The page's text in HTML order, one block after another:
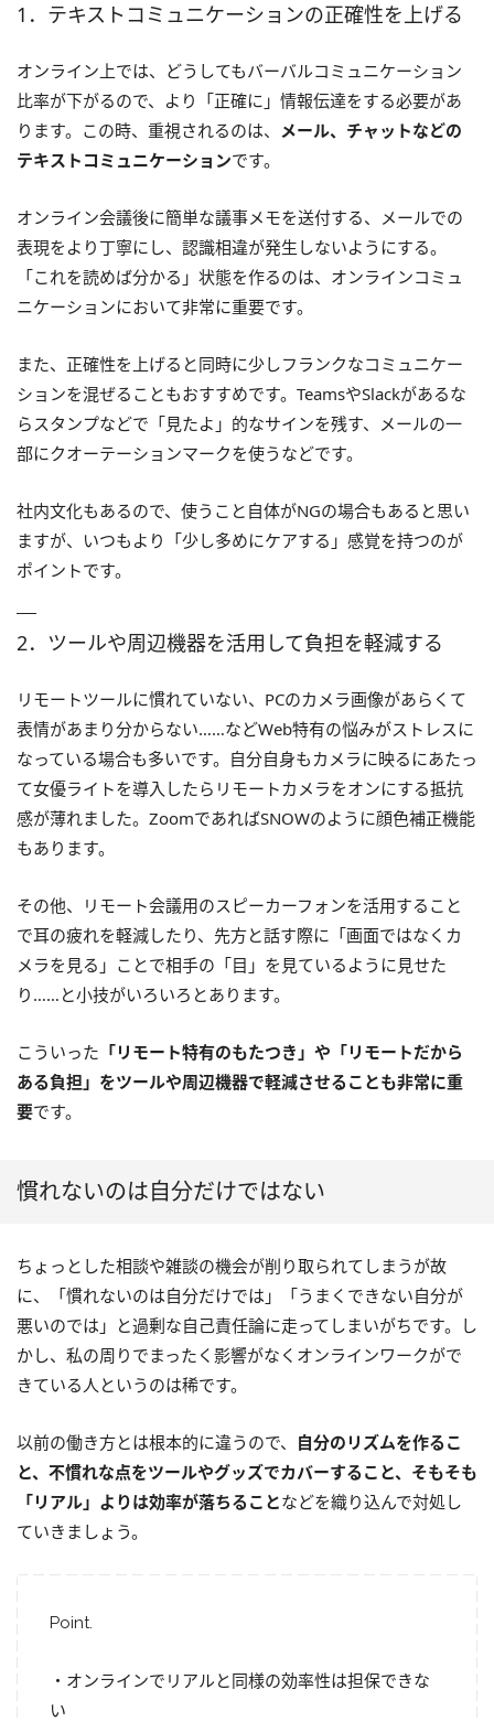
1．テキストコミュニケーションの正確性を上げる
オンライン上では、どうしてもバーバルコミュニケーション
比率が下がるので、より「正確に」情報伝達をする必要があ
ります。この時、重視されるのは、 メール、チャットなどの
テキストコミュニケーションです。
オンライン会議後に簡単な議事メモを送付する、メールでの
表現をより丁寧にし、認識相違が発生しないようにする。
「これを読めば分かる」状態を作るのは、オンラインコミュ
ニケーションにおいて非常に重要です。
また、正確性を上げると同時に少しフランクなコミュニケー
ションを混ぜることもおすすめです。TeamsやSlackがあるな
らスタンプなどで「見たよ」的なサインを残す、メールの一
部にクオーテーションマークを使うなどです。
社内文化もあるので、使うこと自体がNGの場合もあると思い
ますが、いつもより「少し多めにケアする」感覚を持つのが
ポイントです。
2．ツールや周辺機器を活用して負担を軽減する
リモートツールに慣れていない、PCのカメラ画像があらくて
表情があまり分からない……などWeb特有の悩みがストレスに
なっている場合も多いです。自分自身もカメラに映るにあたっ
て女優ライトを導入したらリモートカメラをオンにする抵抗
感が薄れました。ZoomであればSNOWのように顔色補正機能
もあります。
その他、リモート会議用のスピーカーフォンを活用すること
で耳の疲れを軽減したり、先方と話す際に「画面ではなくカ
メラを見る」ことで相手の「目」を見ているように見せた
り……と小技がいろいろとあります。
こういった 「リモート特有のもたつき」や「リモートだから
ある負担」をツールや周辺機器で軽減させることも非常に重
要です。
慣れないのは自分だけではない
ちょっとした相談や雑談の機会が削り取られてしまうが故
に、「慣れないのは自分だけでは」「うまくできない自分が
悪いのでは」と過剰な自己責任論に走ってしまいがちです。し
かし、私の周りでまったく影響がなくオンラインワークがで
きている人というのは稀です。
以前の働き方とは根本的に違うので、 自分のリズムを作るこ
と、不慣れな点をツールやグッズでカバーすること、そもそも
「リアル」よりは効率が落ちることなどを織り込んで対処し
ていきましょう。
Point.
・オンラインでリアルと同様の効率性は担保できな
い